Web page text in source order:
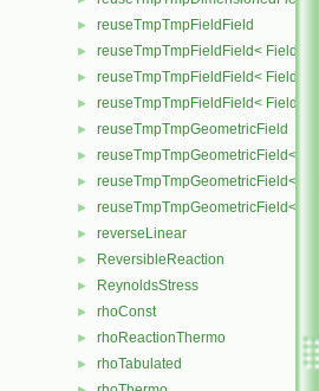
► reuseTmpTmpFieldField
► reuseTmpTmpFieldField< Field,
► reuseTmpTmpFieldField< Field,
► reuseTmpTmpFieldField< Field,
► reuseTmpTmpGeometricField
► reuseTmpTmpGeometricField<
► reuseTmpTmpGeometricField<
► reuseTmpTmpGeometricField<
► reverseLinear
► ReversibleReaction
► ReynoldsStress
► rhoConst
► rhoReactionThermo
► rhoTabulated